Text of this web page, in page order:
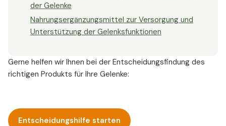
der Gelenke
Nahrungsergänzungsmittel zur Versorgung und
Unterstützung der Gelenksfunktionen
Gerne helfen wir Ihnen bei der Entscheidungsfindung des
richtigen Produkts für Ihre Gelenke:
Entscheidungshilfe starten